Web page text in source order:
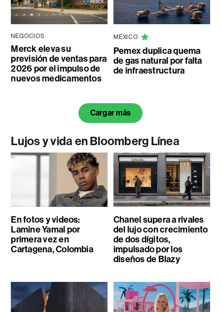
NEGOCIOS
Merck eleva su
previsión de ventas para
2026 por el impulso de
nuevos medicamentos
MÉXICO
Pemex duplica quema
de gas natural por falta
de infraestructura
Cargar más
Lujos y vida en Bloomberg Línea
En fotos y videos:
Lamine Yamal por
primera vez en
Cartagena, Colombia
Chanel supera a rivales
del lujo con crecimiento
de dos dígitos,
impulsado por los
diseños de Blazy